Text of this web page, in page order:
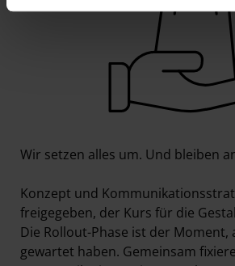
Wir setzen alles um. Und bleiben
Konzept und
freigegeben, der Kurs für die
Die Rollout-Phase ist der Moment,
gewartet haben. Gemeinsam